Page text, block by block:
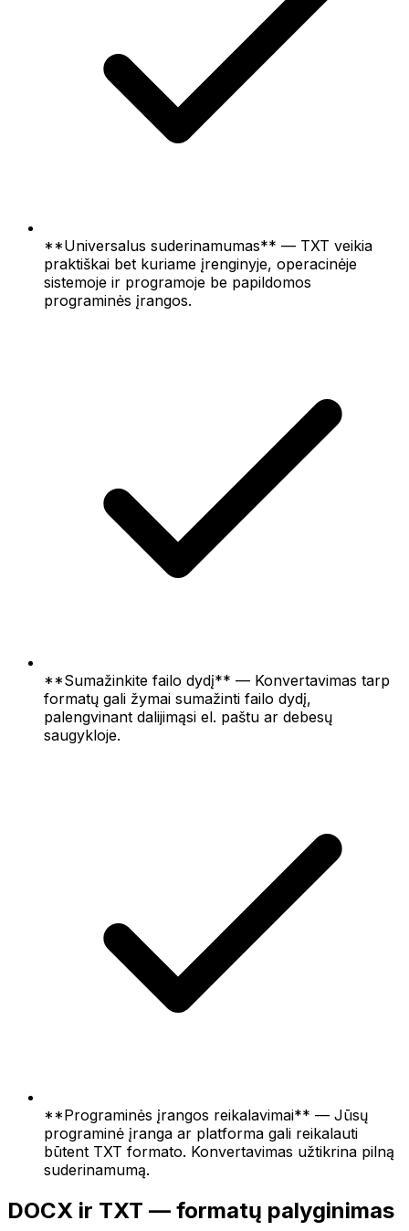
**Universalus suderinamumas** — TXT veikia
praktiškai bet kuriame įrenginyje, operacinėje
sistemoje ir programoje be papildomos
programinės įrangos.
**Sumažinkite failo dydį** — Konvertavimas tarp
formatų gali žymai sumažinti failo dydį,
palengvinant dalijimąsi el. paštu ar debesų
saugykloje.
**Programinės įrangos reikalavimai** — Jūsų
programinė įranga ar platforma gali reikalauti
būtent TXT formato. Konvertavimas užtikrina pilną
suderinamumą.
DOCX ir TXT — formatų palyginimas